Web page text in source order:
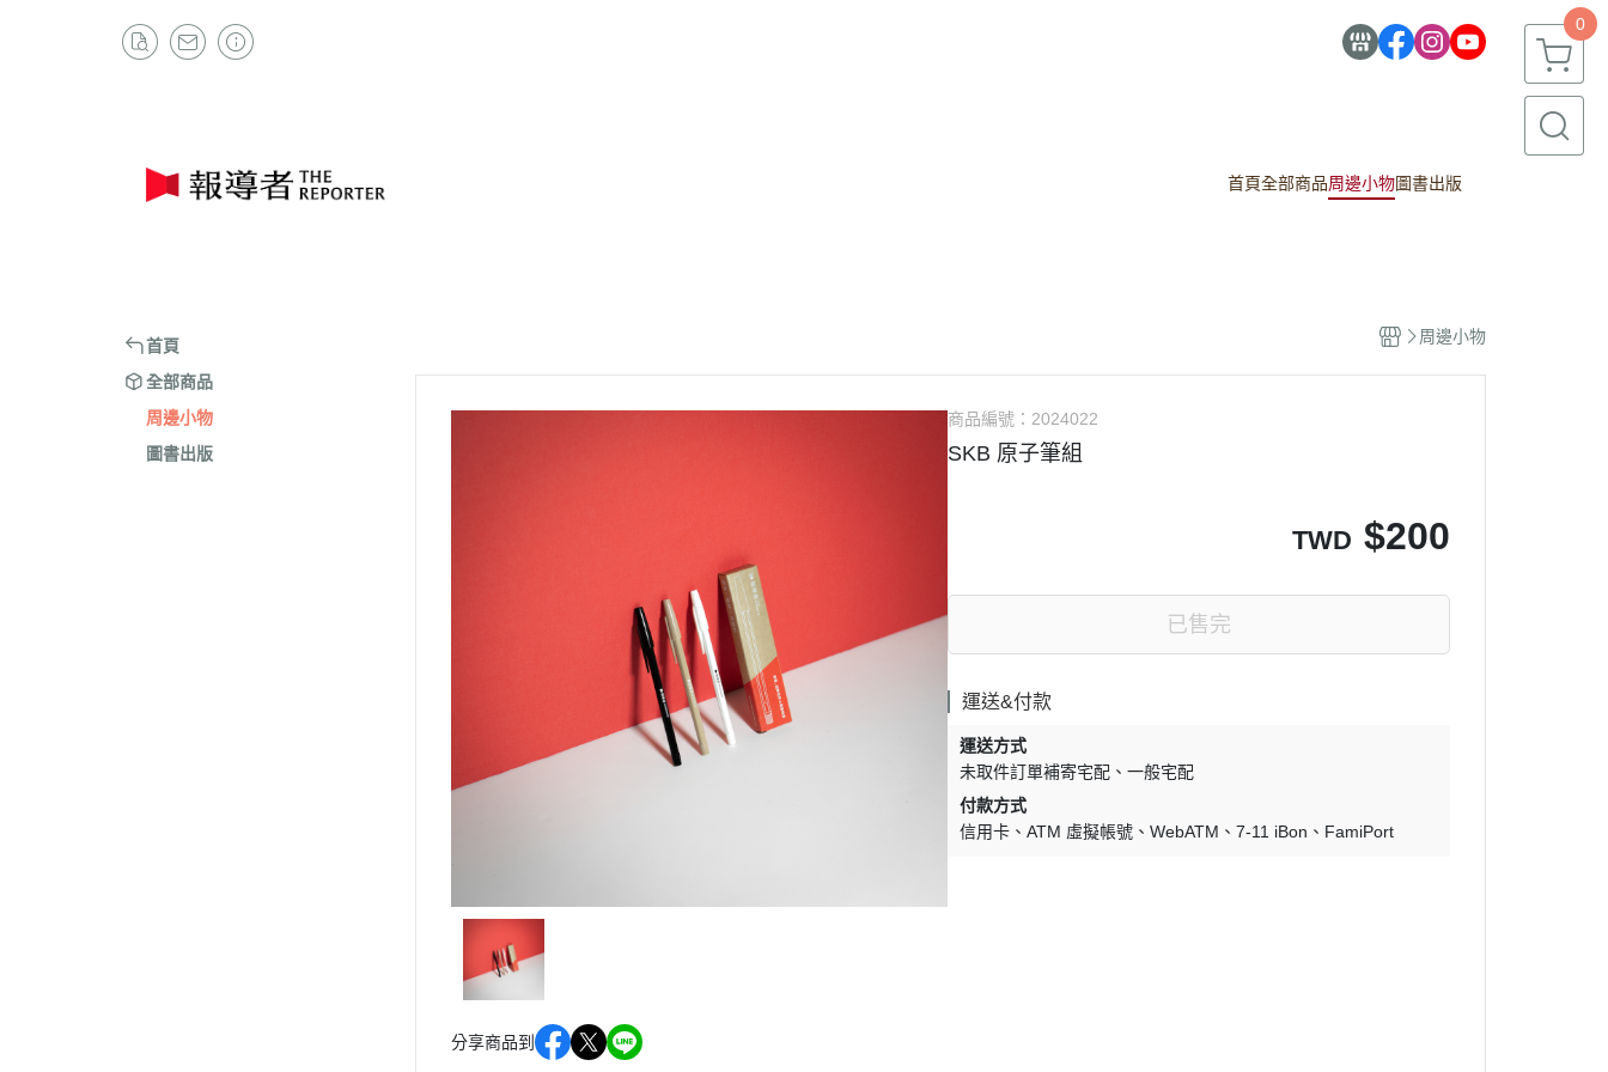
0
首頁全部商品周邊小物圖書出版
首頁
全部商品
周邊小物
圖書出版
周邊小物
分享商品到
商品編號： 2024022
SKB 原子筆組
TWD $200
已售完
運送&付款
運送方式
未取件訂單補寄宅配
一般宅配
付款方式
信用卡
ATM 虛擬帳號 WebATM 7-11 iBon FamiPort